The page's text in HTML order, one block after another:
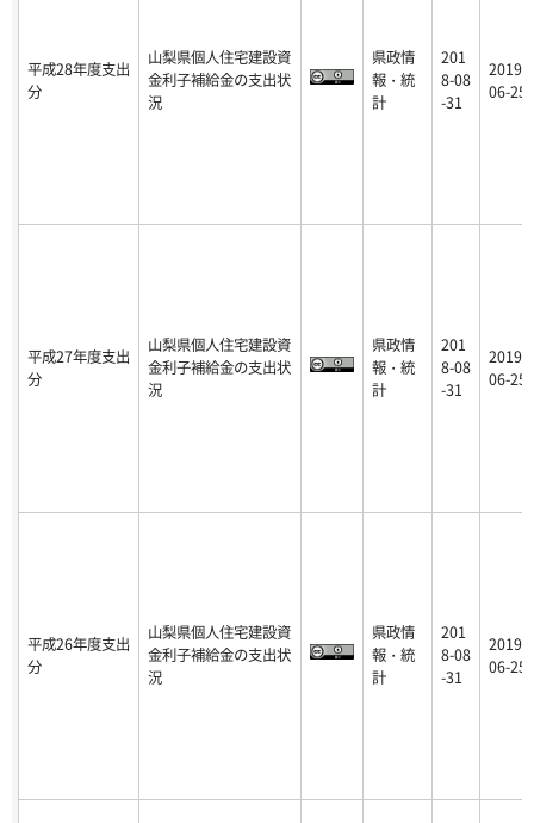
平成28年度支出
分
山梨県個人住宅建設資
金利子補給金の支出状
況
県政情
報・統
計
201
8-08
-31
2019-
06-25
平成27年度支出
分
山梨県個人住宅建設資
金利子補給金の支出状
況
県政情
報・統
計
201
8-08
-31
2019-
06-25
平成26年度支出
分
山梨県個人住宅建設資
金利子補給金の支出状
況
県政情
報・統
計
201
8-08
-31
2019-
06-25